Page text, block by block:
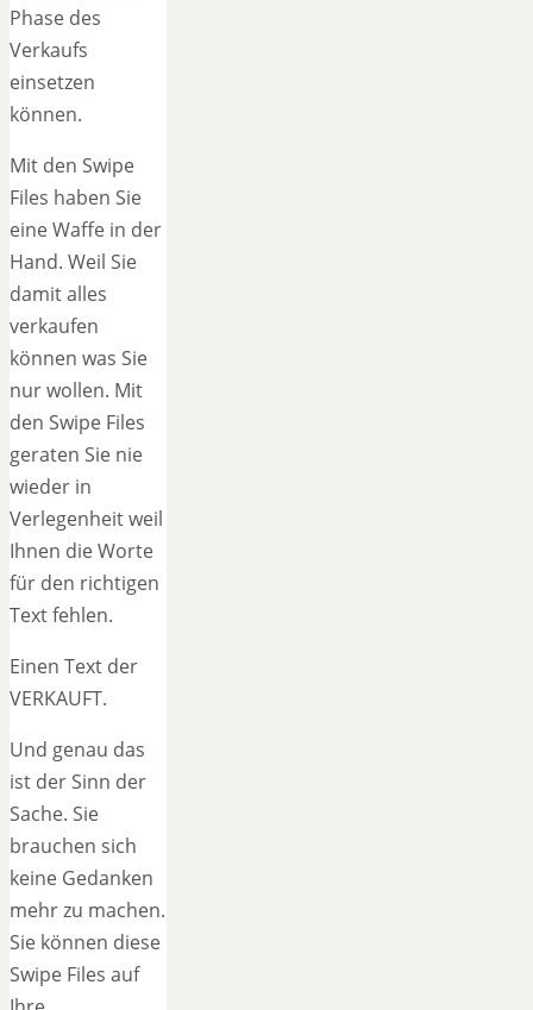
Phase des
Verkaufs
einsetzen
können.
Mit den Swipe
Files haben Sie
eine Waffe in der
Hand. Weil Sie
damit alles
verkaufen
können was Sie
nur wollen. Mit
den Swipe Files
geraten Sie nie
wieder in
Verlegenheit weil
Ihnen die Worte
für den richtigen
Text fehlen.
Einen Text der
VERKAUFT.
Und genau das
ist der Sinn der
Sache. Sie
brauchen sich
keine Gedanken
mehr zu machen.
Sie können diese
Swipe Files auf